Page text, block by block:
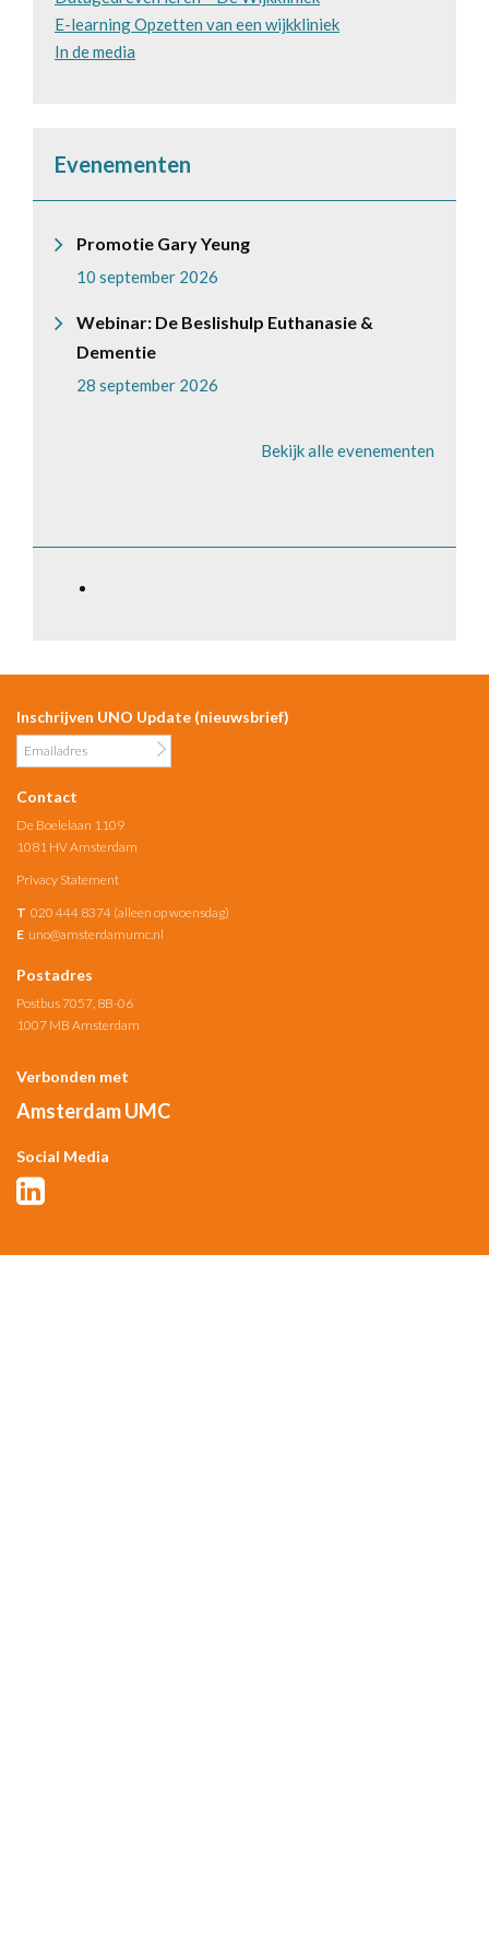
E-learning Opzetten van een wijkkliniek
In de media
Evenementen
Promotie Gary Yeung
10 september 2026
Webinar: De Beslishulp Euthanasie &
Dementie
28 september 2026
Bekijk alle evenementen
Inschrijven UNO Update (nieuwsbrief)
Contact
De Boelelaan 1109
1081 HV Amsterdam
Privacy Statement
T 020 444 8374 (alleen op woensdag)
E uno@amsterdamumc.nl
Postadres
Postbus 7057, 8B-06
1007 MB Amsterdam
Verbonden met
Amsterdam UMC
Social Media